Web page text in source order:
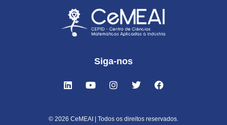
Siga-nos
© 2026 CeMEAI | Todos os direitos reservados.